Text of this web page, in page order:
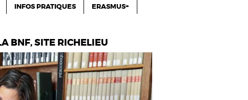
INFOS PRATIQUES ERASMUS+
BNF, SITE RICHELIEU